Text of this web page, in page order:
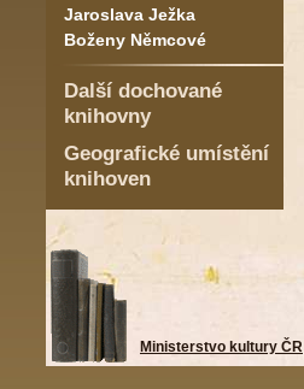
Jaroslava Ježka
Boženy Němcové
Další dochované
knihovny
Geografické umístění
knihoven
Ministerstvo kultury ČR